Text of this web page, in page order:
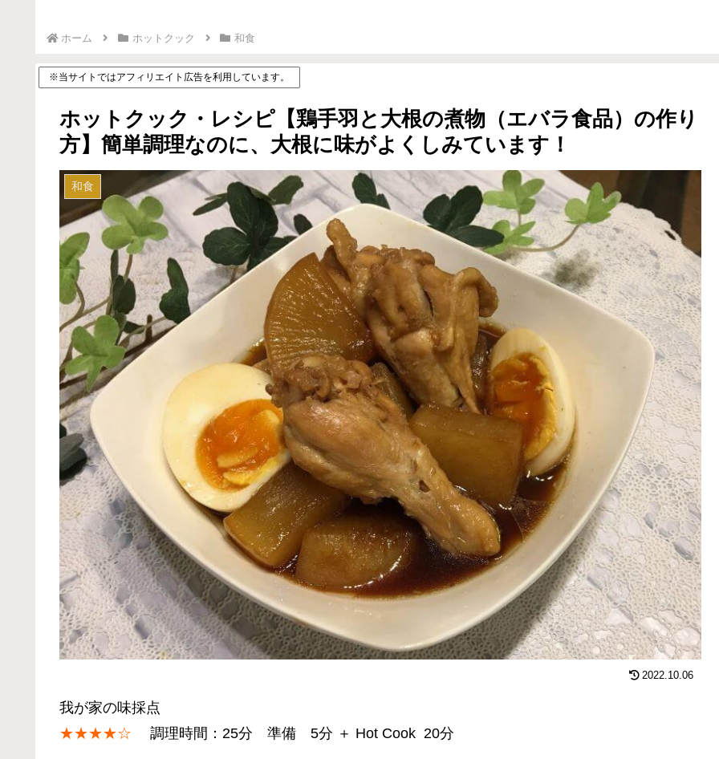
ホーム ホットクック 和食
※当サイトではアフィリエイト広告を利用しています。
ホットクック・レシピ【鶏手羽と大根の煮物（エバラ食品）の作り
方】簡単調理なのに、大根に味がよくしみています！
和食
2022.10.06
我が家の味採点
★★★★☆ 調理時間：25分 準備 5分 ＋ Hot Cook 20分